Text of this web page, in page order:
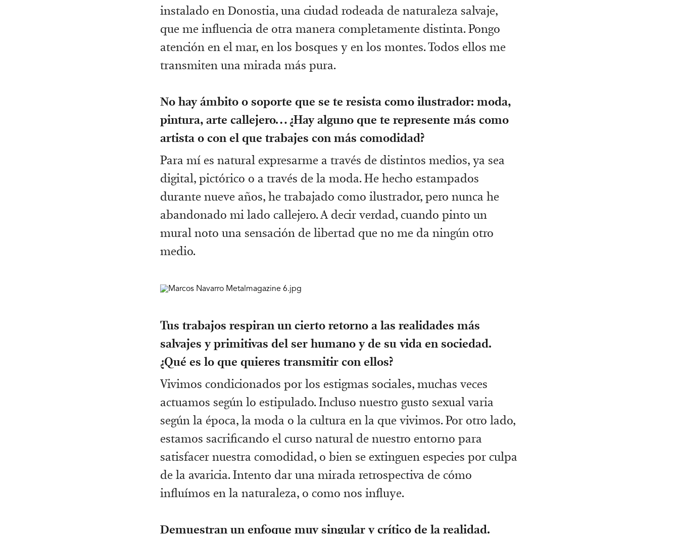
instalado en Donostia, una ciudad rodeada de naturaleza salvaje,
que me influencia de otra manera completamente distinta. Pongo
atención en el mar, en los bosques y en los montes. Todos ellos me
transmiten una mirada más pura.
No hay ámbito o soporte que se te resista como ilustrador: moda,
pintura, arte callejero… ¿Hay alguno que te represente más como
artista o con el que trabajes con más comodidad?
Para mí es natural expresarme a través de distintos medios, ya sea
digital, pictórico o a través de la moda. He hecho estampados
durante nueve años, he trabajado como ilustrador, pero nunca he
abandonado mi lado callejero. A decir verdad, cuando pinto un
mural noto una sensación de libertad que no me da ningún otro
medio.
Tus trabajos respiran un cierto retorno a las realidades más
salvajes y primitivas del ser humano y de su vida en sociedad.
¿Qué es lo que quieres transmitir con ellos?
Vivimos condicionados por los estigmas sociales, muchas veces
actuamos según lo estipulado. Incluso nuestro gusto sexual varia
según la época, la moda o la cultura en la que vivimos. Por otro lado,
estamos sacrificando el curso natural de nuestro entorno para
satisfacer nuestra comodidad, o bien se extinguen especies por culpa
de la avaricia. Intento dar una mirada retrospectiva de cómo
influímos en la naturaleza, o como nos influye.
Demuestran un enfoque muy singular y crítico de la realidad.